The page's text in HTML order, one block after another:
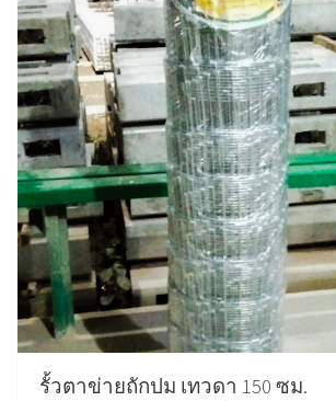
รั้วตาข่ายถักปม เทวดา 150 ซม.